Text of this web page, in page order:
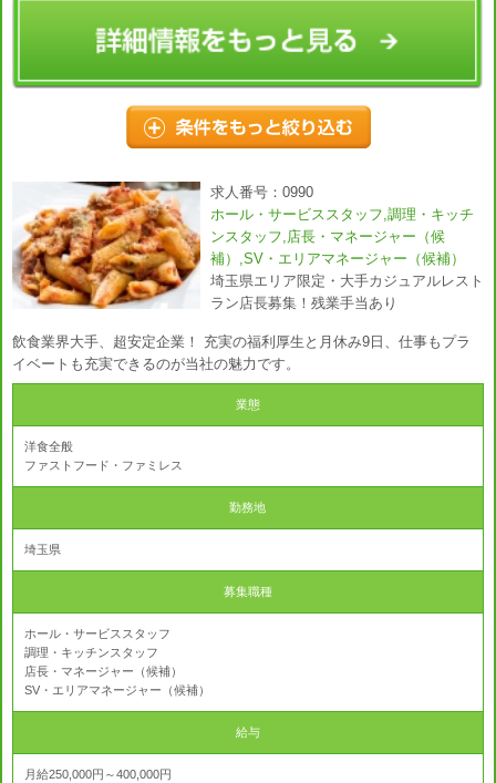
求人番号：0990
ホール・サービススタッフ,調理・キッチ
ンスタッフ,店長・マネージャー（候
補）,SV・エリアマネージャー（候補）
埼玉県エリア限定・大手カジュアルレスト
ラン店長募集！残業手当あり
飲食業界大手、超安定企業！ 充実の福利厚生と月休み9日、仕事もプラ
イベートも充実できるのが当社の魅力です。
業態
洋食全般
ファストフード・ファミレス
勤務地
埼玉県
募集職種
ホール・サービススタッフ
調理・キッチンスタッフ
店長・マネージャー（候補）
SV・エリアマネージャー（候補）
給与
月給250,000円～400,000円